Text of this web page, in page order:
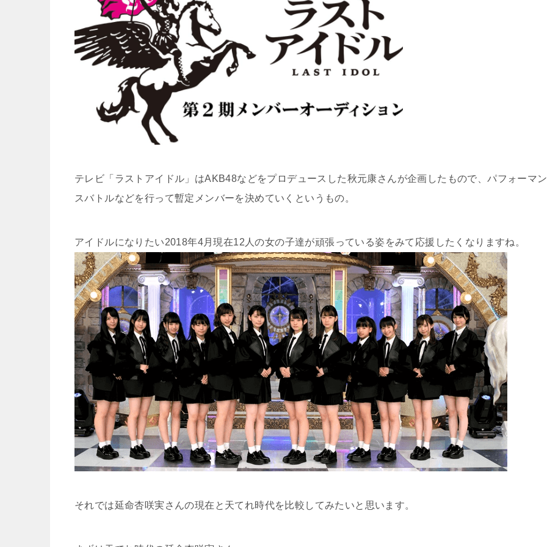
テレビ「ラストアイドル」はAKB48などをプロデュースした秋元康さんが企画したもので、パフォーマン
スバトルなどを行って暫定メンバーを決めていくというもの。
アイドルになりたい2018年4月現在12人の女の子達が頑張っている姿をみて応援したくなりますね。
それでは延命杏咲実さんの現在と天てれ時代を比較してみたいと思います。